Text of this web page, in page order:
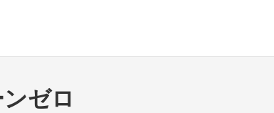
ゼロ